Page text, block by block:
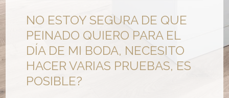
NO ESTOY SEGURA DE QUE
PEINADO QUIERO PARA EL
DÍA DE MI BODA, NECESITO
HACER VARIAS PRUEBAS, ES
POSIBLE?